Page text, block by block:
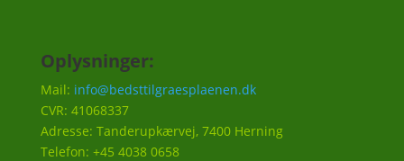
Oplysninger:
Mail: info@bedsttilgraesplaenen.dk
CVR: 41068337
Adresse: Tanderupkærvej, 7400 Herning
Telefon: +45 4038 0658